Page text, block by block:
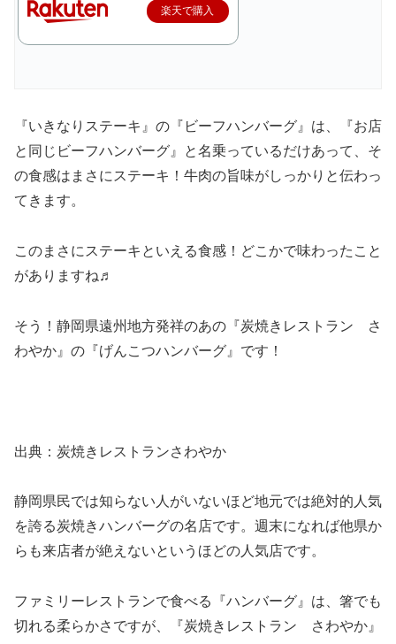
楽天で購入
『いきなりステーキ』の『ビーフハンバーグ』は、『お店
と同じビーフハンバーグ』と名乗っているだけあって、そ
の食感はまさにステーキ！牛肉の旨味がしっかりと伝わっ
てきます。
このまさにステーキといえる食感！どこかで味わったこと
がありますね♬
そう！静岡県遠州地方発祥のあの『炭焼きレストラン さ
わやか』の『げんこつハンバーグ』です！
出典：炭焼きレストランさわやか
静岡県民では知らない人がいないほど地元では絶対的人気
を誇る炭焼きハンバーグの名店です。週末になれば他県か
らも来店者が絶えないというほどの人気店です。
ファミリーレストランで食べる『ハンバーグ』は、箸でも
切れる柔らかさですが、『炭焼きレストラン さわやか』